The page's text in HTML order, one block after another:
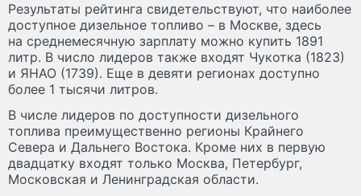
Результаты рейтинга свидетельствуют, что наиболее
доступное дизельное топливо – в Москве, здесь
на среднемесячную зарплату можно купить 1891
литр. В число лидеров также входят Чукотка (1823)
и ЯНАО (1739). Еще в девяти регионах доступно
более 1 тысячи литров.
В числе лидеров по доступности дизельного
топлива преимущественно регионы Крайнего
Севера и Дальнего Востока. Кроме них в первую
двадцатку входят только Москва, Петербург,
Московская и Ленинградская области.